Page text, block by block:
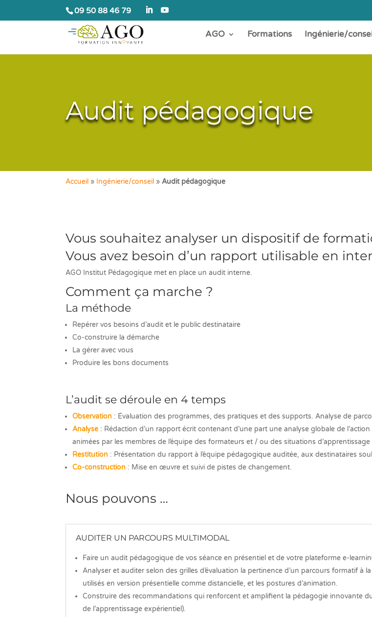
09 50 88 46 79
AGO Formations Ingénierie/
Audit pédagogique
Accueil » Ingénierie/conseil » Audit pédagogique
Vous souhaitez analyser un dispositif de
Vous avez besoin d’un rapport utilisable en
AGO Institut Pédagogique met en place un audit interne.
Comment ça marche ?
La méthode
Repérer vos besoins d’audit et le public destinataire
Co-construire la démarche
La gérer avec vous
Produire les bons documents
L’audit se déroule en 4 temps
Observation : Évaluation des programmes, des pratiques et des supports. Analyse de
Analyse : Rédaction d’un rapport écrit contenant d’une part une analyse globale de
animées par les membres de l’équipe des formateurs et / ou des situations
Restitution : Présentation du rapport à l’équipe pédagogique auditée, aux destinataires
Co-construction : Mise en œuvre et suivi de pistes de changement.
Nous pouvons …
AUDITER UN PARCOURS MULTIMODAL
Faire un audit pédagogique de vos séance en présentiel et de votre plateforme e-
Analyser et auditer selon des grilles d’évaluation la pertinence d’un parcours formatif à
utilisés en version présentielle comme distancielle, et les postures d’animation.
Construire des recommandations qui renforcent et amplifient la pédagogie innovante
de l’apprentissage expérientiel).